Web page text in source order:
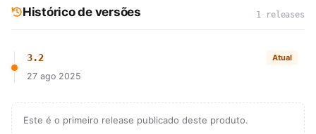
Histórico de versões 1 releases
3.2 Atual
27 ago 2025
Este é o primeiro release publicado deste produto.